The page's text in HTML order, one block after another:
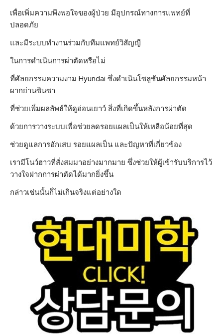
เพื่อเพิ่มความพึงพอใจของผู้ป่วย มีอุปกรณ์ทางการแพทย์ที่
ปลอดภัย
และมีระบบทำงานร่วมกับทีมแพทย์วิสัญญี
ในการดำเนินการผ่าตัดหรือไม่
ที่ศัลยกรรมความงาม Hyundai ซึ่งดำเนินโซลูชันศัลยกรรมหน้า
ผากย่านซินซา
ที่ช่วยเพิ่มผลลัพธ์ให้ดูอ่อนเยาว์ สิ่งที่เกิดขึ้นหลังการผ่าตัด
ด้วยการวางระบบเพื่อช่วยลดรอยแผลเป็นให้เหลือน้อยที่สุด
ช่วยดูแลการอักเสบ รอยแผลเป็น และปัญหาที่เกี่ยวข้อง
เรามีโนว์ฮาวที่สั่งสมมาอย่างมากมาย ซึ่งช่วยให้ผู้เข้ารับบริการไว้
วางใจฝากการผ่าตัดได้มากยิ่งขึ้น
กล่าวเช่นนั้นก็ไม่เกินจริงแต่อย่างใด